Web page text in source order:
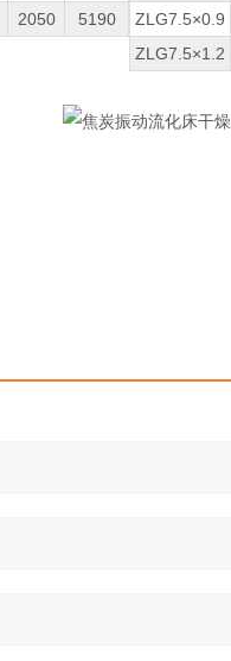
2050 5190
ZLG7.5×0.9
ZLG7.5×1.2